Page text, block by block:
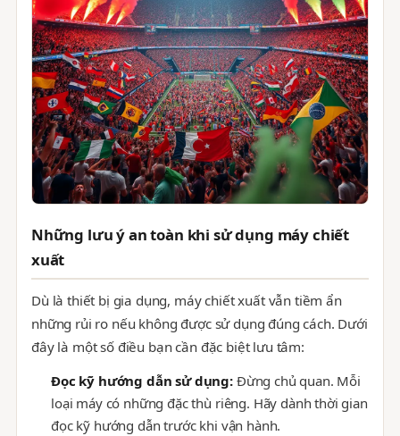
Những lưu ý an toàn khi sử dụng máy chiết
xuất
Dù là thiết bị gia dụng, máy chiết xuất vẫn tiềm ẩn
những rủi ro nếu không được sử dụng đúng cách. Dưới
đây là một số điều bạn cần đặc biệt lưu tâm:
Đọc kỹ hướng dẫn sử dụng: Đừng chủ quan. Mỗi
loại máy có những đặc thù riêng. Hãy dành thời gian
đọc kỹ hướng dẫn trước khi vận hành.